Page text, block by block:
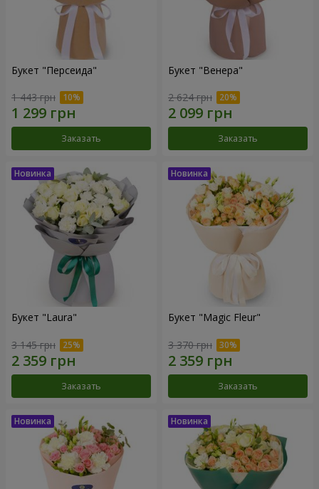
Букет "Персеида"
1 443 грн
Заказать
Букет "Венера"
2 624 грн
Заказать
Букет "Laura"
3 145 грн
Заказать
Букет "Magic Fleur"
3 370 грн
Заказать